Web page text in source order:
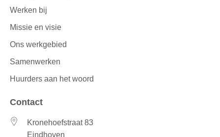
Werken bij
Missie en visie
Ons werkgebied
Samenwerken
Huurders aan het woord
Contact
Kronehoefstraat 83
Eindhoven